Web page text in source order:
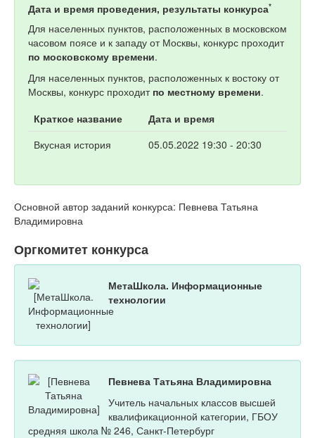
Дата и время проведения, результаты конкурса*
Для населенных пунктов, расположенных в московском
часовом поясе и к западу от Москвы, конкурс проходит
по московскому времени.
Для населенных пунктов, расположенных к востоку от
Москвы, конкурс проходит по местному времени.
Краткое название
Дата и время
Вкусная история
05.05.2022 19:30 - 20:30
Основной автор заданий конкурса: Певнева Татьяна
Владимировна
Оргкомитет конкурса
МетаШкола. Информационные
технологии
Певнева Татьяна Владимировна
Учитель начальных классов высшей
квалификационной категории, ГБОУ
средняя школа № 246, Санкт-Петербург